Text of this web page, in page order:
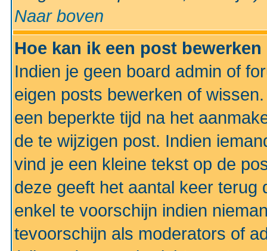
Naar boven
Hoe kan ik een post
Indien je geen board admin of
eigen posts bewerken of
een beperkte tijd na het
de te wijzigen post. Indien
vind je een kleine tekst op de
deze geeft het aantal keer terug
enkel te voorschijn indien
tevoorschijn als moderators of